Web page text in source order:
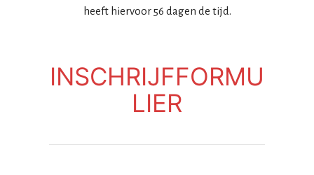
heeft hiervoor 56 dagen de tijd.
INSCHRIJFFORMU
LIER